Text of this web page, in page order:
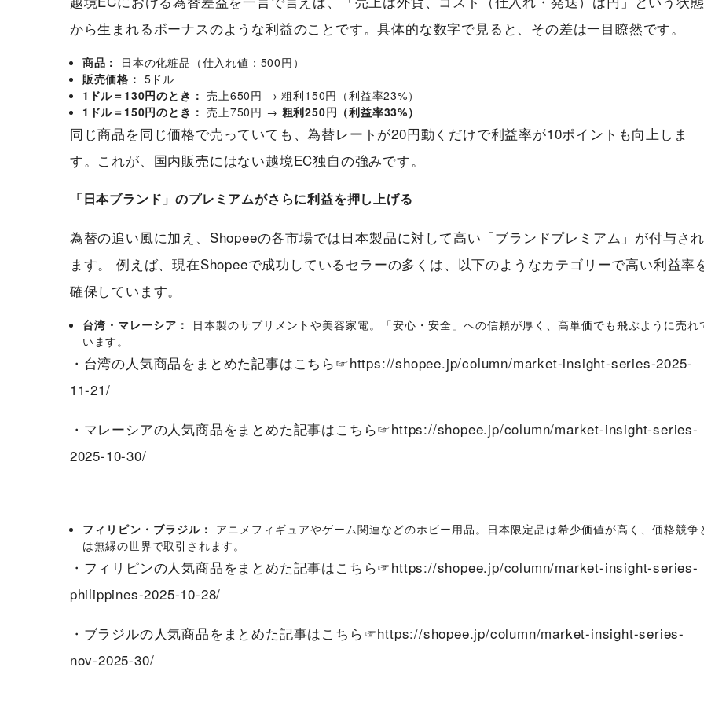
から生まれるボーナスのような利益のことです。具体的な数字で見ると、その差は一目瞭然です。
商品：
日本の化粧品（仕入れ値：500円）
販売価格： 5ドル
1ドル＝130円のとき： 売上650円 → 粗利150円（利益率23%）
1ドル＝150円のとき： 売上750円 → 粗利250円（利益率33%）
同じ商品を同じ価格で売っていても、為替レートが20円動くだけで利益率が10ポイントも向上しま
す。これが、国内販売にはない越境EC独自の強みです。
「日本ブランド」のプレミアムがさらに利益を押し上げる
為替の追い風に加え、Shopeeの各市場では日本製品に対して高い「ブランドプレミアム」が付与され
ます。 例えば、現在Shopeeで成功しているセラーの多くは、以下のようなカテゴリーで高い利益率
確保しています。
台湾・マレーシア：
日本製のサプリメントや美容家電。「安心・安全」への信頼が厚く、高単価でも飛ぶように売れ
います。
・台湾の人気商品をまとめた記事はこちら☞https://shopee.jp/column/market-insight-series-2025-
11-21/
・マレーシアの人気商品をまとめた記事はこちら☞https://shopee.jp/column/market-insight-series-
2025-10-30/
フィリピン・ブラジル： アニメフィギュアやゲーム関連などのホビー用品。日本限定品は希少価値が高く、価格競争
は無縁の世界で取引されます。
・フィリピンの人気商品をまとめた記事はこちら☞https://shopee.jp/column/market-insight-series-
philippines-2025-10-28/
・ブラジルの人気商品をまとめた記事はこちら☞https://shopee.jp/column/market-insight-series-
nov-2025-30/